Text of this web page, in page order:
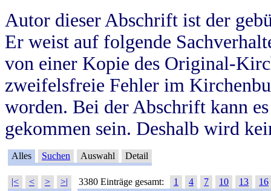
Autor dieser Abschrift ist der
Er weist auf folgende
von einer Kopie des Original-
zweifelsfreie Fehler im
worden. Bei der Abschrift kann
gekommen sein. Deshalb wird
Alles Suchen Auswahl Detail
|< < > >| 3380 Einträge gesamt: 1 4 7 10 13
16